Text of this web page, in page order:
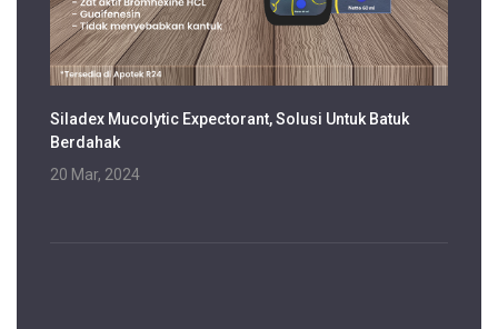
Siladex Mucolytic Expectorant, Solusi Untuk Batuk
Berdahak
20 Mar, 2024